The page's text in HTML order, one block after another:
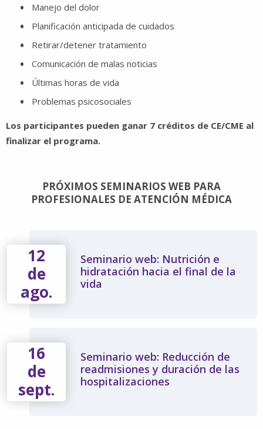
Manejo del dolor
Planificación anticipada de cuidados
Retirar/detener tratamiento
Comunicación de malas noticias
Últimas horas de vida
Problemas psicosociales
Los participantes pueden ganar 7 créditos de CE/CME al
finalizar el programa.
PRÓXIMOS SEMINARIOS WEB PARA
PROFESIONALES DE ATENCIÓN MÉDICA
12
de
ago.
Seminario web: Nutrición e
hidratación hacia el final de la
vida
16
de
sept.
Seminario web: Reducción de
readmisiones y duración de las
hospitalizaciones